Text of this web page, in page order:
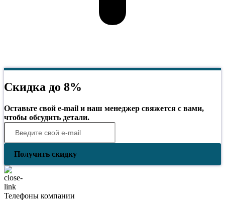
Скидка до 8%
Оставьте свой e-mail и наш менеджер свяжется с вами,
чтобы обсудить детали.
Получить скидку
Телефоны компании